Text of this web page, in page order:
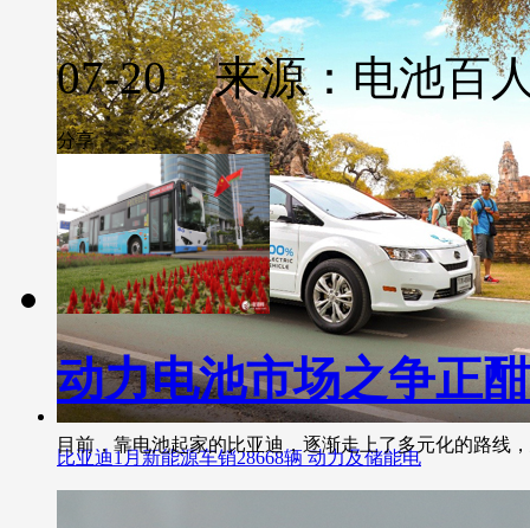
比亚迪1月新能源车销28668辆 动力及储能电
07-20 来源：电池百
分享
动力电池市场之争正
目前，靠电池起家的比亚迪，逐渐走上了多元化的路线